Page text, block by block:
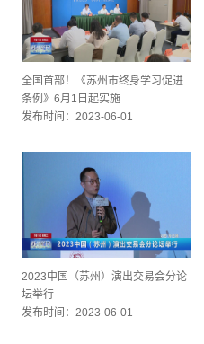
全国首部！《苏州市终身学习促进
条例》6月1日起实施
发布时间：2023-06-01
2023中国（苏州）演出交易会分论
坛举行
发布时间：2023-06-01